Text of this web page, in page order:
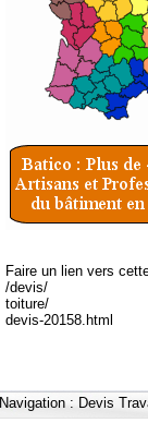
Faire un lien vers
/devis/
toiture/
devis-20158.html
Navigation : Devis